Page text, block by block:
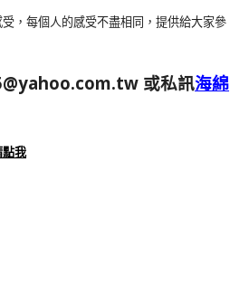
，每個人的感受不盡相同，提供給大家參
或私訊海綿
點我